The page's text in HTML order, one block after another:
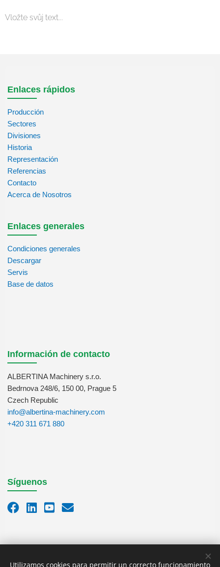
Vložte svůj text...
Enlaces rápidos
Producción
Sectores
Divisiones
Historia
Representación
Referencias
Contacto
Acerca de Nosotros
Enlaces generales
Condiciones generales
Descargar
Servis
Base de datos
Información de contacto
ALBERTINA Machinery s.r.o.
Bedrnova 248/6, 150 00, Prague 5
Czech Republic
info@albertina-machinery.com
+420 311 671 880
Síguenos
Utilizamos cookies para permitir un correcto funcionamiento